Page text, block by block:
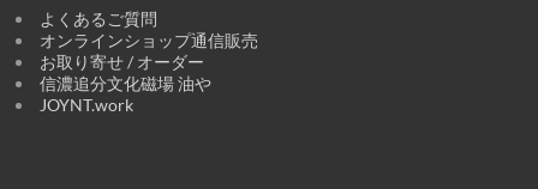
よくあるご質問
オンラインショップ通信販売
お取り寄せ / オーダー
信濃追分文化磁場 油や
JOYNT.work